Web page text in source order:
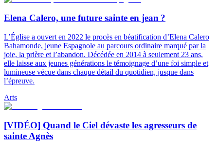
Elena Calero, une future sainte en jean ?
L’Église a ouvert en 2022 le procès en béatification d’Elena Calero
Bahamonde, jeune Espagnole au parcours ordinaire marqué par la
joie, la prière et l’abandon. Décédée en 2014 à seulement 23 ans,
elle laisse aux jeunes générations le témoignage d’une foi simple et
lumineuse vécue dans chaque détail du quotidien, jusque dans
l’épreuve.
Arts
[VIDÉO] Quand le Ciel dévaste les agresseurs de
sainte Agnès